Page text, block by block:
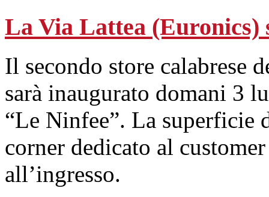
La Via Lattea (Euronics)
Il secondo store calabrese
sarà inaugurato domani 3
“Le Ninfee”. La superficie
corner dedicato al
all’ingresso.